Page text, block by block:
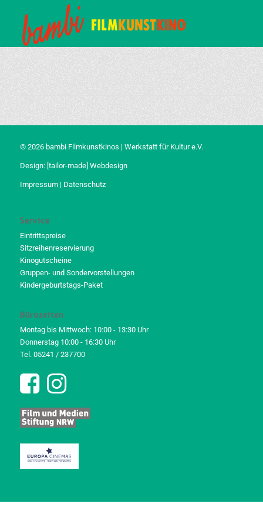
© 2026 bambi Filmkunstkinos | Werkstatt für Kultur e.V.
Design: [tailor-made] Webdesign
Impressum| Datenschutz
Service
Eintrittspreise
Sitzreihenreservierung
Kinogutscheine
Gruppen- und Sondervorstellungen
Kindergeburtstags-Paket
Bürozeiten
Montag bis Mittwoch: 10:00 - 13:30 Uhr
Donnerstag 10:00 - 16:30 Uhr
Tel. 05241 / 237700